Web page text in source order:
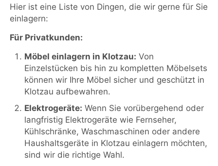
Hier ist eine Liste von Dingen, die wir gerne für Sie
einlagern:
Für Privatkunden:
Möbel einlagern in Klotzau: Von
Einzelstücken bis hin zu kompletten Möbelsets
können wir Ihre Möbel sicher und geschützt in
Klotzau aufbewahren.
Elektrogeräte: Wenn Sie vorübergehend oder
langfristig Elektrogeräte wie Fernseher,
Kühlschränke, Waschmaschinen oder andere
Haushaltsgeräte in Klotzau einlagern möchten,
sind wir die richtige Wahl.